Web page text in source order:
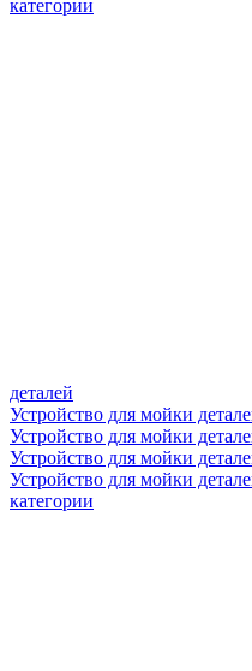
категории
деталей
Устройство для мойки
Устройство для мойки
Устройство для мойки
Устройство для мойки
категории